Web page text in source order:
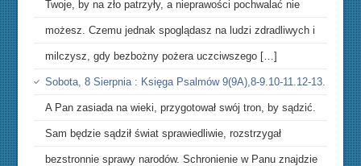
Twoje, by na zło patrzyły, a nieprawości pochwalać nie
możesz. Czemu jednak spoglądasz na ludzi zdradliwych i
milczysz, gdy bezbożny pożera uczciwszego […]
Sobota, 8 Sierpnia : Księga Psalmów 9(9A),8-9.10-11.12-13.
A Pan zasiada na wieki, przygotował swój tron, by sądzić.
Sam będzie sądził świat sprawiedliwie, rozstrzygał
bezstronnie sprawy narodów. Schronienie w Panu znajdzie